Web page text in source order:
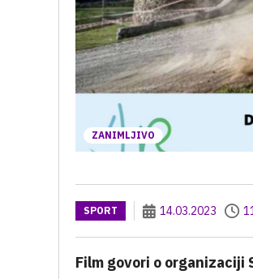
ZANIMLJIVO
SPORT 14.03.2023
Film govori o